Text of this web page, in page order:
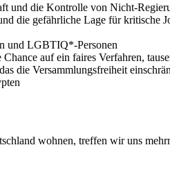
und die Kontrolle von Nicht-
die gefährliche Lage für kritische
und LGBTIQ*-Personen
auf ein faires Verfahren,
die Versammlungsfreiheit
wohnen, treffen wir uns